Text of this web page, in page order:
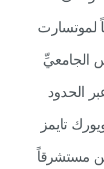
الحدود
مستشرقاً